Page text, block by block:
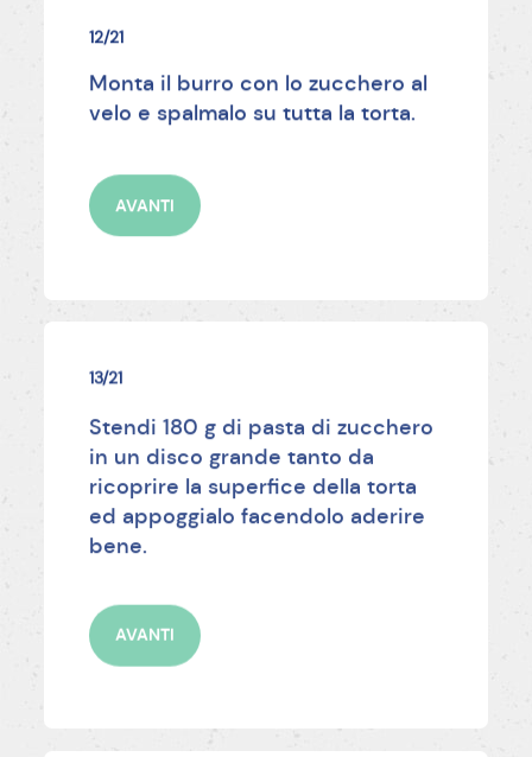
12/21
Monta il burro con lo zucchero al
velo e spalmalo su tutta la torta.
AVANTI
13/21
Stendi 180 g di pasta di zucchero
in un disco grande tanto da
ricoprire la superfice della torta
ed appoggialo facendolo aderire
bene.
AVANTI